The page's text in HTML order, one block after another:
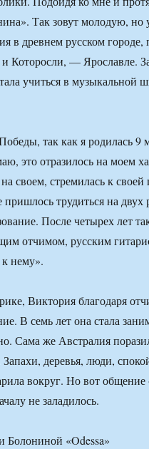
Так зовут молодую,
в древнем русском городе,
Которосли, — Ярославле.
учиться в музыкальной
так как я родилась 9
это отразилось на моем
своем, стремилась к
трудиться на
После четырех лет
отчимом, русским
нему».
Виктория благодаря
В семь лет она стала
Сама же Австралия
деревья, люди,
вокруг. Но вот
не заладилось.
«Odessa»